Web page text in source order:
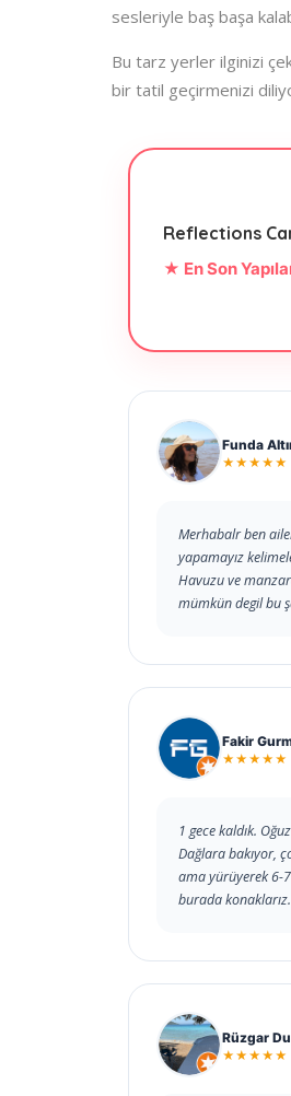
sesleriyle baş başa
Bu tarz yerler ilginizi
bir tatil geçirmenizi
Reflections
★ En Son
Funda
★★★★★
Merhabalr ben
yapamayız
Havuzu ve
mümkün degil bu
Fakir
★★★★★
1 gece kaldık.
Dağlara bakıyor,
ama yürüyerek 6-
burada
Rüzgar
★★★★★